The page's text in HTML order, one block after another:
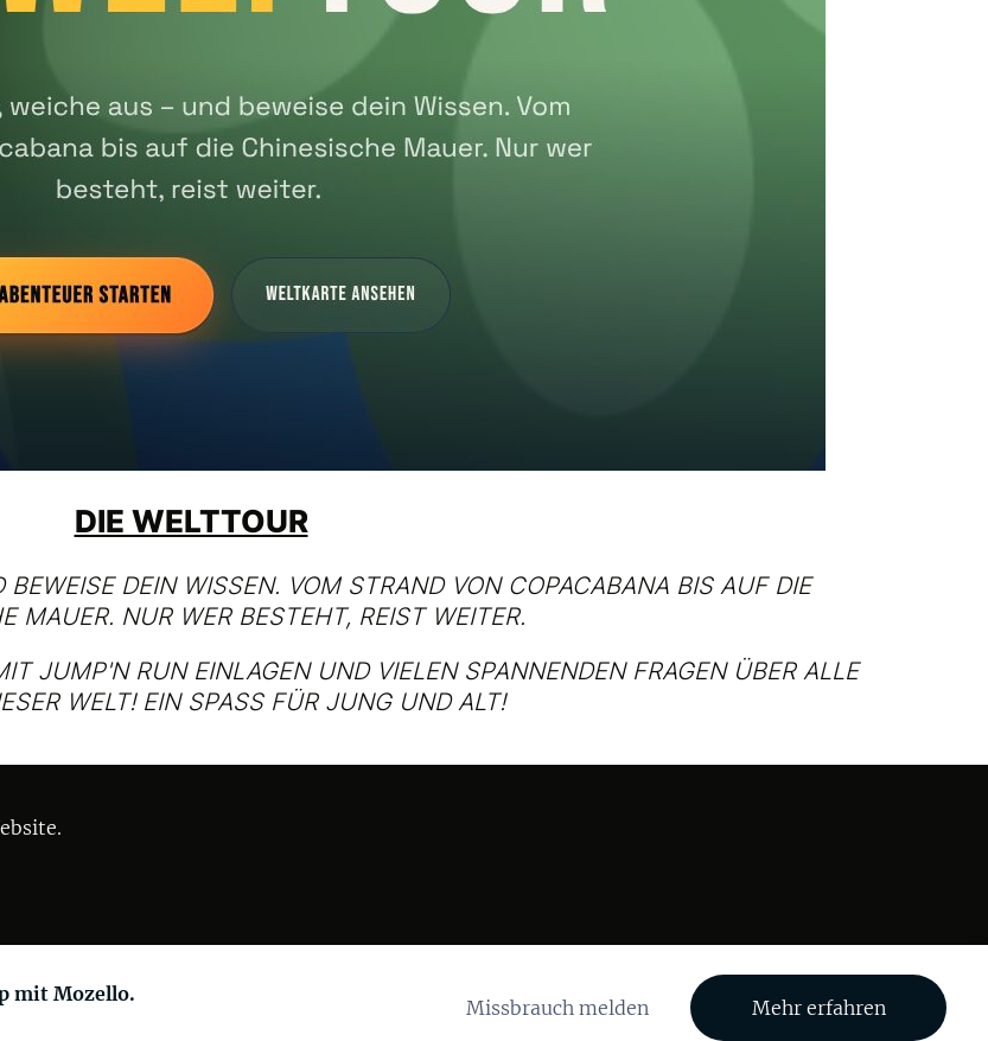
DIE WELTTOUR
DEIN WISSEN. VOM STRAND VON COPACABANA BIS AUF DIE
MAUER. NUR WER BESTEHT, REIST WEITER.
JUMP'N RUN EINLAGEN UND VIELEN SPANNENDEN FRAGEN ÜBER ALLE
WELT! EIN SPASS FÜR JUNG UND ALT!
mit Mozello.
Missbrauch melden Mehr erfahren